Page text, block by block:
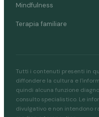
Mindfulness
Terapia familiare
Tutti i contenuti presenti in
diffondere la cultura e
quindi alcuna funzione
consulto specialistico. Le
divulgativo e non intendono